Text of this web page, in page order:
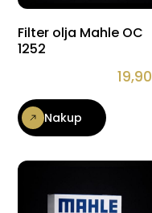
Filter olja Mahle OC
1252
19,90
Nakup